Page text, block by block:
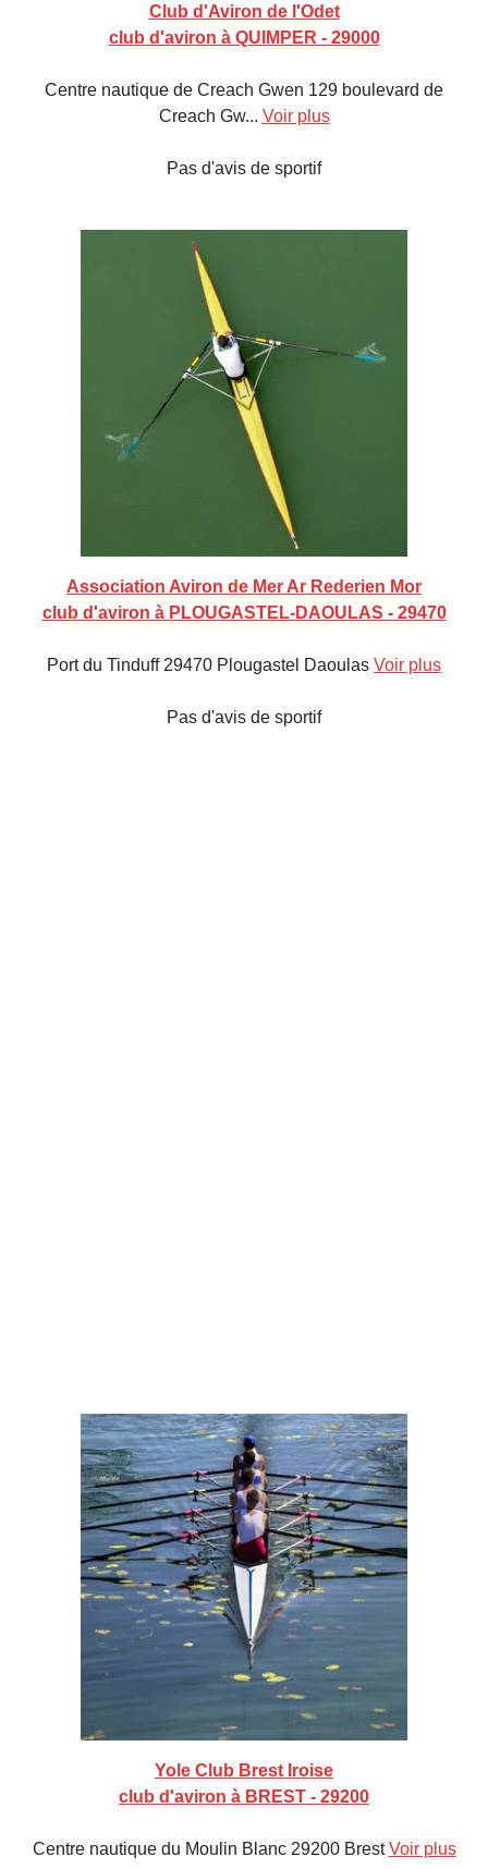
Club d'Aviron de l'Odet
club d'aviron à QUIMPER - 29000
Centre nautique de Creach Gwen 129 boulevard de
Creach Gw... Voir plus
Pas d'avis de sportif
Association Aviron de Mer Ar Rederien Mor
club d'aviron à PLOUGASTEL-DAOULAS - 29470
Port du Tinduff 29470 Plougastel Daoulas Voir plus
Pas d'avis de sportif
Yole Club Brest Iroise
club d'aviron à BREST - 29200
Centre nautique du Moulin Blanc 29200 BrestVoir plus